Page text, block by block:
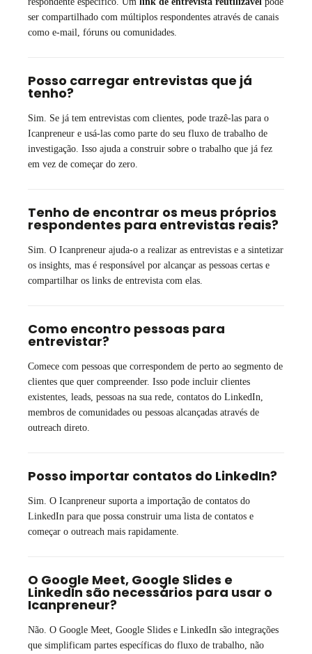
ser compartilhado com múltiplos respondentes através de canais
como e-mail, fóruns ou comunidades.
Posso carregar entrevistas que já
tenho?
Sim. Se já tem entrevistas com clientes, pode trazê-las para o
Icanpreneur e usá-las como parte do seu fluxo de trabalho de
investigação. Isso ajuda a construir sobre o trabalho que já fez
em vez de começar do zero.
Tenho de encontrar os meus próprios
respondentes para entrevistas reais?
Sim. O Icanpreneur ajuda-o a realizar as entrevistas e a sintetizar
os insights, mas é responsável por alcançar as pessoas certas e
compartilhar os links de entrevista com elas.
Como encontro pessoas para
entrevistar?
Comece com pessoas que correspondem de perto ao segmento de
clientes que quer compreender. Isso pode incluir clientes
existentes, leads, pessoas na sua rede, contatos do LinkedIn,
membros de comunidades ou pessoas alcançadas através de
outreach direto.
Posso importar contatos do LinkedIn?
Sim. O Icanpreneur suporta a importação de contatos do
LinkedIn para que possa construir uma lista de contatos e
começar o outreach mais rapidamente.
O Google Meet, Google Slides e
LinkedIn são necessários para usar o
Icanpreneur?
Não. O Google Meet, Google Slides e LinkedIn são integrações
que simplificam partes específicas do fluxo de trabalho, não